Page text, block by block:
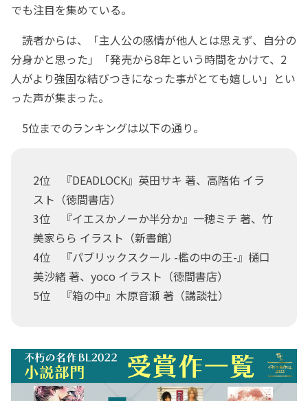
でも注目を集めている。
読者からは、「主人公の感情が他人とは思えず、自分の
分身かと思った」「発売から8年という時間をかけて、2
人がより強固な結びつきになった事がとても嬉しい」とい
った声が集まった。
5位までのランキングは以下の通り。
2位 『DEADLOCK』英田サキ 著、高階佑 イラ
スト（徳間書店）
3位 『イエスかノーか半分か』一穂ミチ 著、竹
美家らら イラスト（新書館）
4位 『パブリックスクール -檻の中の王-』樋口
美沙緒 著、yoco イラスト（徳間書店）
5位 『箱の中』木原音瀬 著（講談社）